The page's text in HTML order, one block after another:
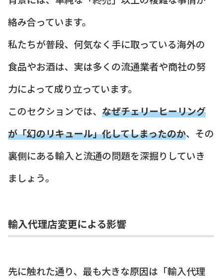
絡み合っています。
私たちが普段、何気なく手に取っている海外の
食品やお酒は、実は多くの流通業者や商社の努
力によって成り立っています。
このセクションでは、 なぜチェリーヒーリング
が「幻のリキュール」化してしまったのか、その
裏側にある輸入と流通の問題を深掘りしていき
ましょう。
輸入代理店変更による影響
先に触れた通り、最も大きな原因は「輸入代理